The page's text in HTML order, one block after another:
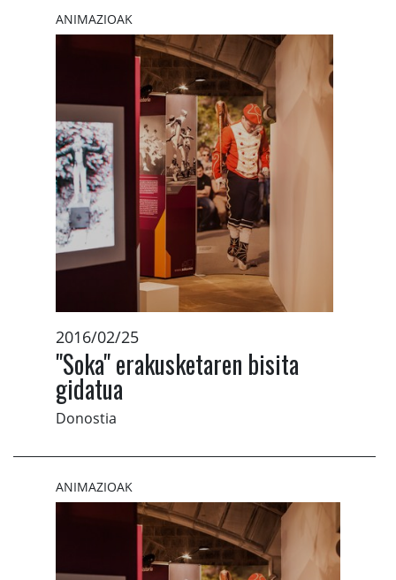
ANIMAZIOAK
2016/02/25
"Soka" erakusketaren bisita
gidatua
Donostia
ANIMAZIOAK